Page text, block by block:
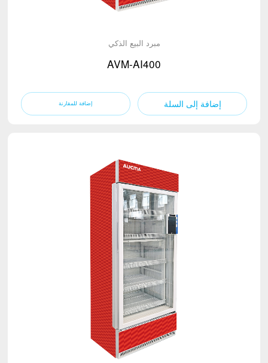
مبرد البيع الذكي
AVM-AI400
إضافة إلى السلة